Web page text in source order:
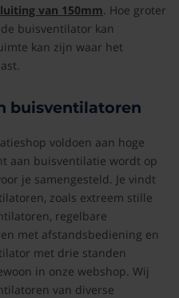
van 150mm . Hoe groter
buisventilator kan
kan zijn waar het
buisventilatoren
voldoen aan hoge
aan buisventilatie wordt op
je samengesteld. Je vindt
zoals extreem stille
regelbare
met afstandsbediening en
met drie standen
in onze webshop. Wij
van diverse